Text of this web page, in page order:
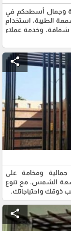
وجمال أسطحكم في
الطيبة، استخدام
شفافة، وخدمة عملاء
share
وفخامة على
أشعة الشمس. مع تنوع
ذوقك واحتياجاتك.
share